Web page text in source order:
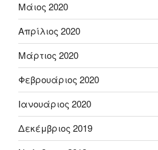
Μάιος 2020
Απρίλιος 2020
Μάρτιος 2020
Φεβρουάριος 2020
Ιανουάριος 2020
Δεκέμβριος 2019